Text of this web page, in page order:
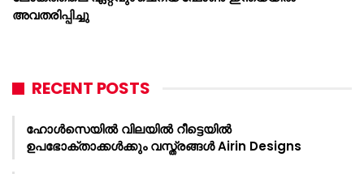
അവതരിപ്പിച്ചു
RECENT POSTS
ഹോൾസെയിൽ വിലയിൽ റീട്ടെയിൽ
ഉപഭോക്താക്കൾക്കും വസ്ത്രങ്ങൾ Airin Designs